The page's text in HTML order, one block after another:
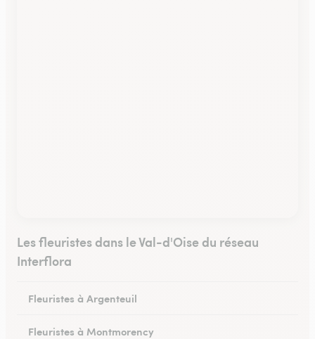
Les fleuristes dans le Val-d'Oise du réseau
Interflora
Fleuristes à Argenteuil
Fleuristes à Montmorency